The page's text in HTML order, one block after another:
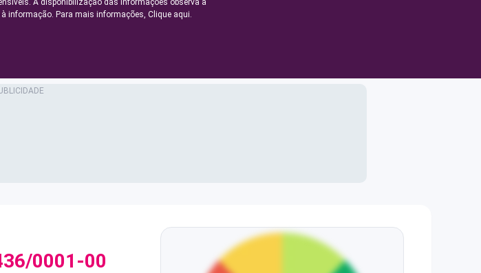
A disponibilização das informações observa a
informação. Para mais informações, Clique aqui.
0001-00